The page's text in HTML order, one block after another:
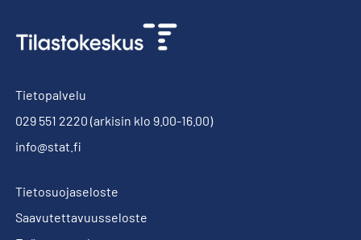
Tietopalvelu
029 551 2220 (arkisin klo 9.00-16.00)
info@stat.fi
Tietosuojaseloste
Saavutettavuusseloste